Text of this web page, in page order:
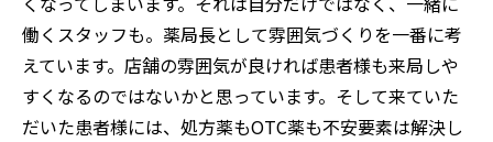
働くスタッフも。薬局長として雰囲気づくりを一番に考
えています。店舗の雰囲気が良ければ患者様も来局しや
すくなるのではないかと思っています。そして来ていた
だいた患者様には、処方薬もOTC薬も不安要素は解決し